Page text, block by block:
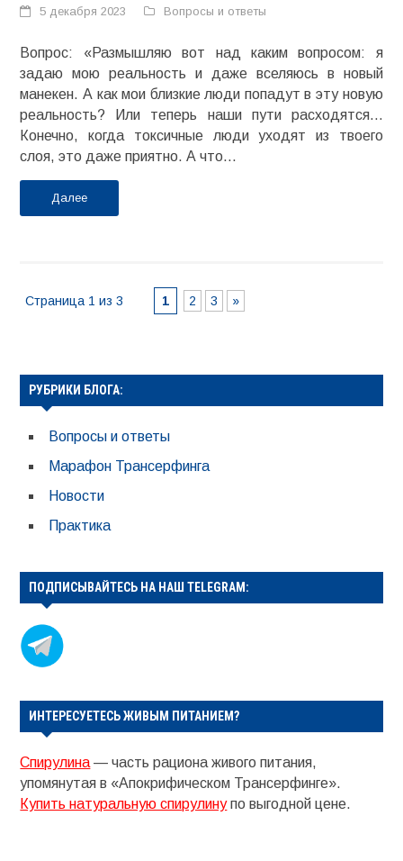
5 декабря 2023 Вопросы и ответы
Вопрос: «Размышляю вот над каким вопросом: я
задаю мою реальность и даже вселяюсь в новый
манекен. А как мои близкие люди попадут в эту новую
реальность? Или теперь наши пути расходятся…
Конечно, когда токсичные люди уходят из твоего
слоя, это даже приятно. А что...
Далее
Страница 1 из 3 1 2 3 »
РУБРИКИ БЛОГА:
Вопросы и ответы
Марафон Трансерфинга
Новости
Практика
ПОДПИСЫВАЙТЕСЬ НА НАШ TELEGRAM:
ИНТЕРЕСУЕТЕСЬ ЖИВЫМ ПИТАНИЕМ?
Спирулина — часть рациона живого питания,
упомянутая в «Апокрифическом Трансерфинге».
Купить натуральную спирулинупо выгодной цене.